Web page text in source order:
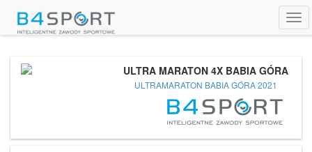
ULTRA MARATON 4X BABIA GÓRA
ULTRAMARATON BABIA GÓRA 2021